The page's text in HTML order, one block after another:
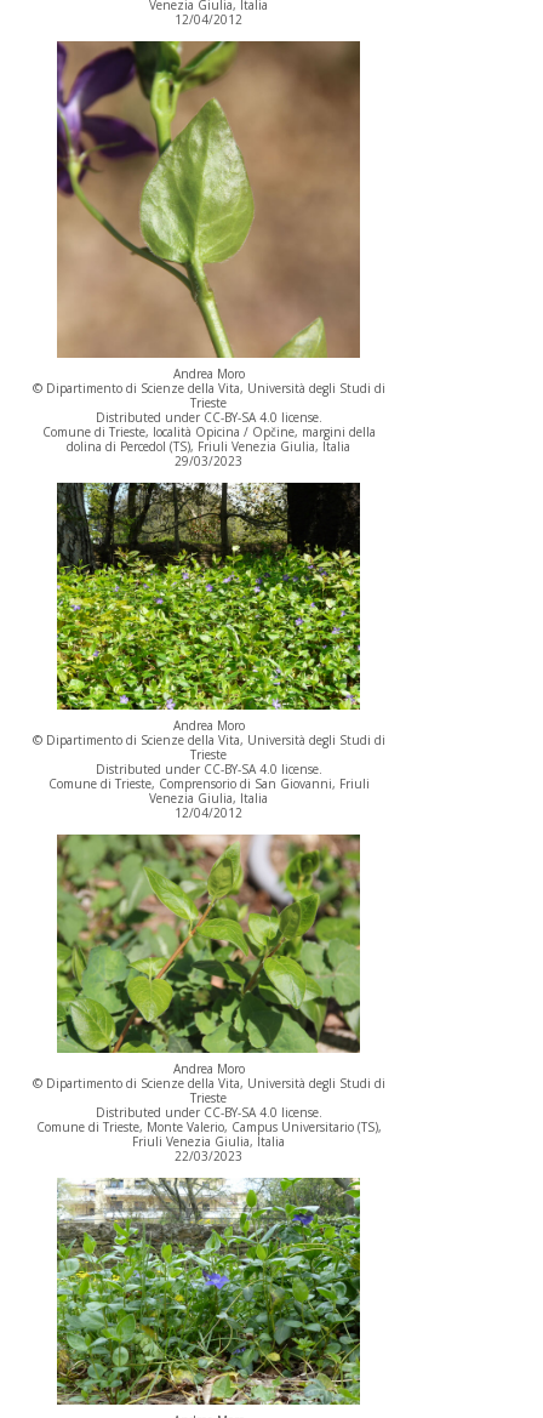
Venezia Giulia, Italia
12/04/2012
Andrea Moro
© Dipartimento di Scienze della Vita, Università degli Studi di
Trieste
Distributed under CC-BY-SA 4.0 license.
Comune di Trieste, località Opicina / Opčine, margini della
dolina di Percedol (TS), Friuli Venezia Giulia, Italia
29/03/2023
Andrea Moro
© Dipartimento di Scienze della Vita, Università degli Studi di
Trieste
Distributed under CC-BY-SA 4.0 license.
Comune di Trieste, Comprensorio di San Giovanni, Friuli
Venezia Giulia, Italia
12/04/2012
Andrea Moro
© Dipartimento di Scienze della Vita, Università degli Studi di
Trieste
Distributed under CC-BY-SA 4.0 license.
Comune di Trieste, Monte Valerio, Campus Universitario (TS),
Friuli Venezia Giulia, Italia
22/03/2023